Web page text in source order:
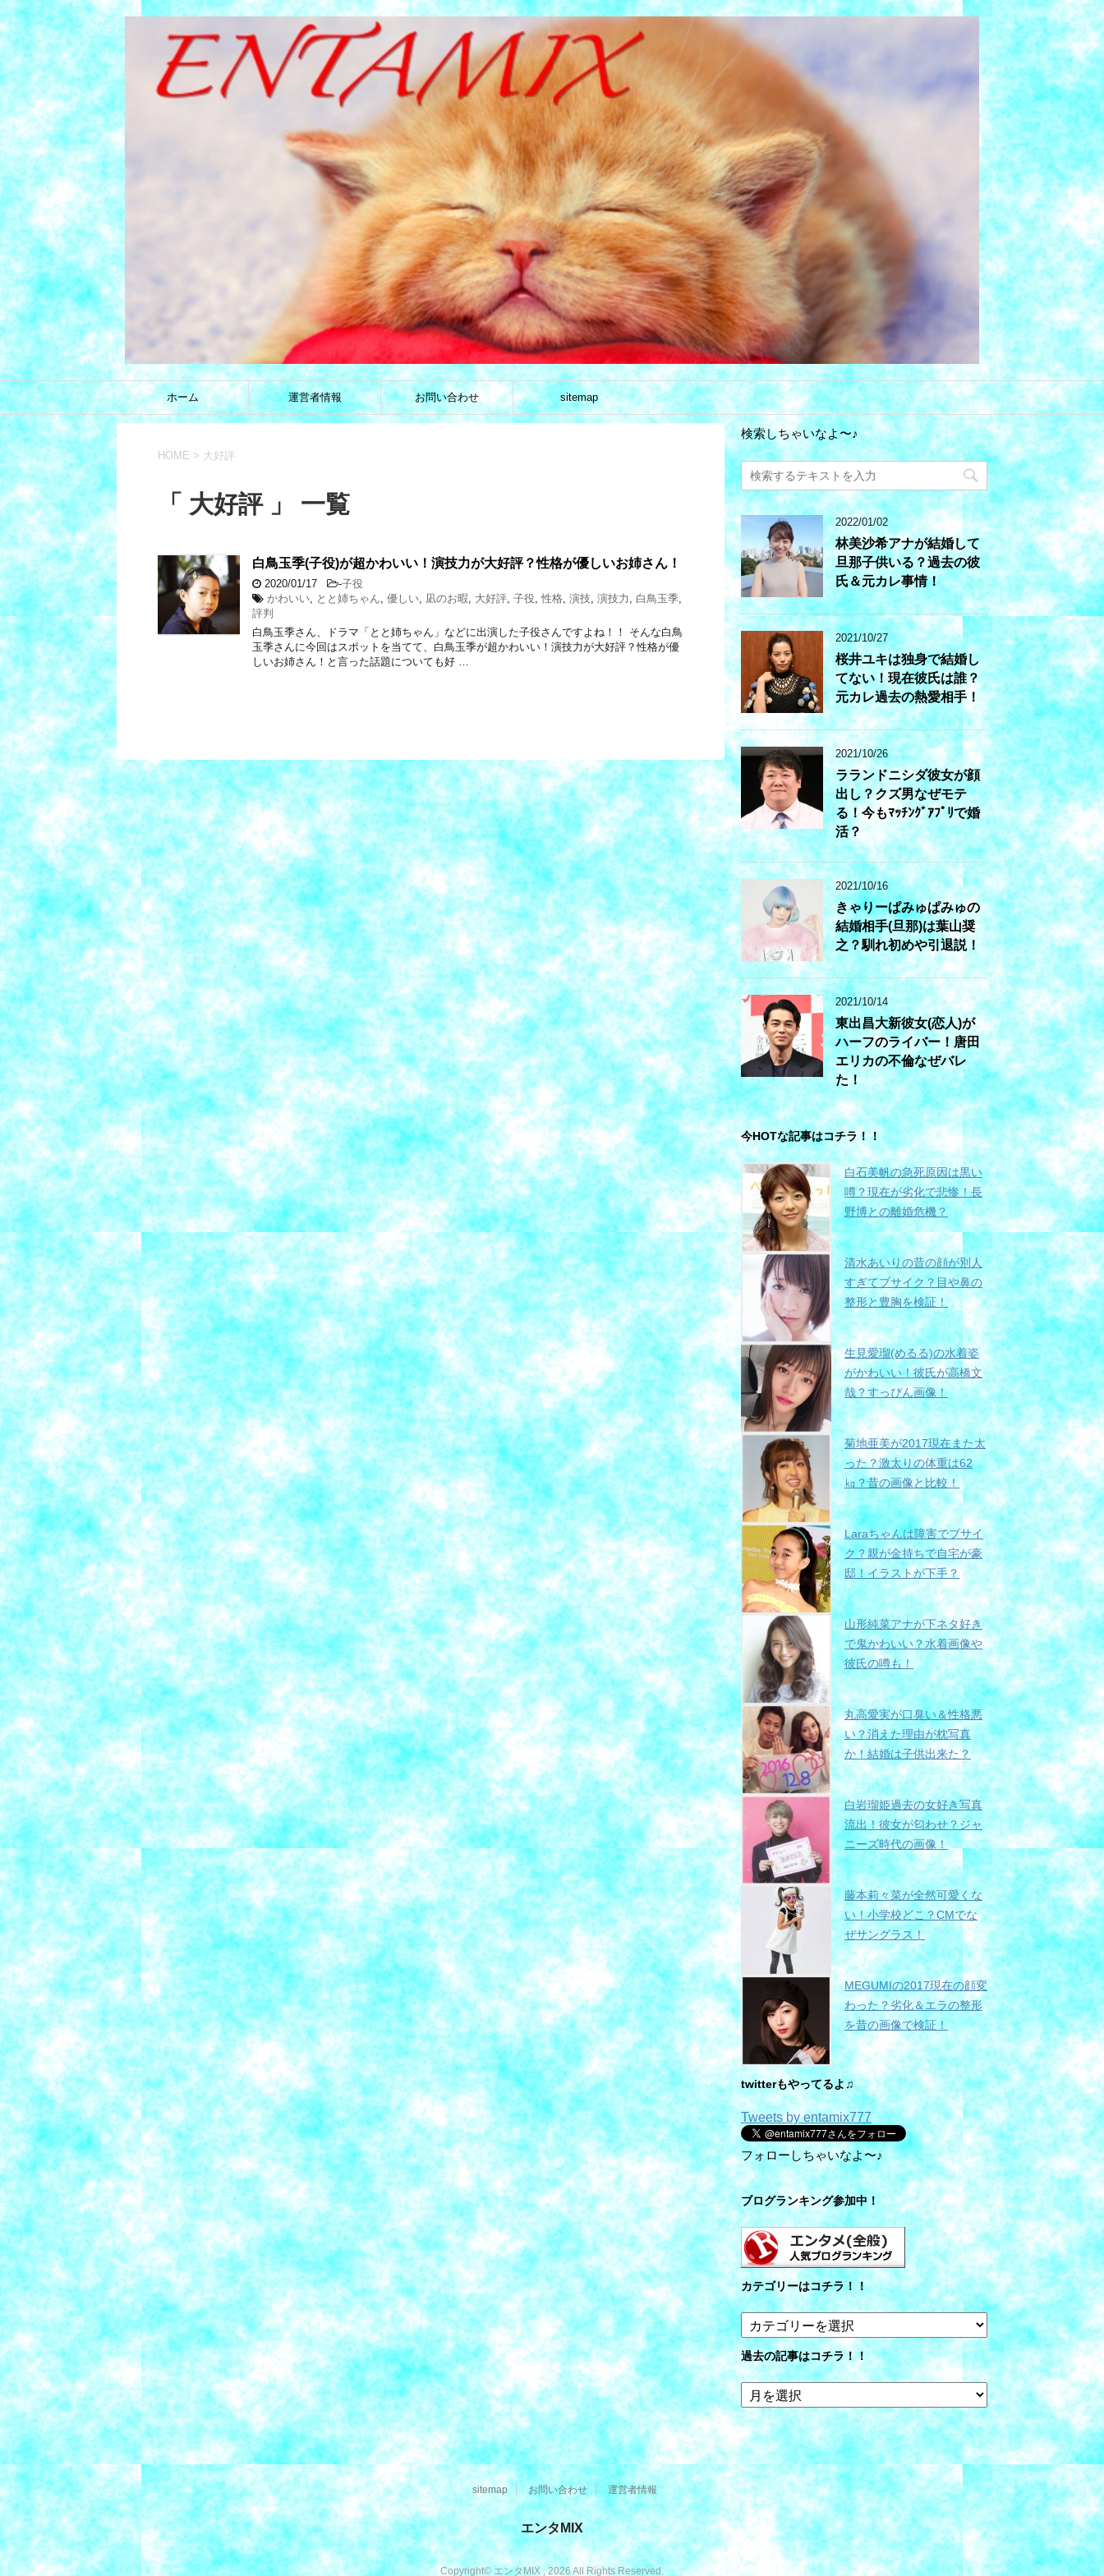
ホーム 運営者情報 お問い合わせ sitemap
HOME > 大好評
「 大好評 」 一覧
白鳥玉季(子役)が超かわいい！演技力が大好評？性格が優しいお姉さん！
2020/01/17 -子役
かわいい
とと姉ちゃん 優しい 凪のお暇 大好評 子役 性格 演技 演技力 白鳥玉季
評判
白鳥玉季さん、ドラマ「とと姉ちゃん」などに出演した子役さんですよね！！ そんな白鳥
玉季さんに今回はスポットを当てて、白鳥玉季が超かわいい！演技力が大好評？性格が優
しいお姉さん！と言った話題についても好 …
検索しちゃいなよ〜♪
2022/01/02
林美沙希アナが結婚して
旦那子供いる？過去の彼
氏＆元カレ事情！
2021/10/27
桜井ユキは独身で結婚し
てない！現在彼氏は誰？
元カレ過去の熱愛相手！
2021/10/26
ラランドニシダ彼女が顔
出し？クズ男なぜモテ
る！今もﾏｯﾁﾝｸﾞｱﾌﾟﾘで婚
活？
2021/10/16
きゃりーぱみゅぱみゅの
結婚相手(旦那)は葉山奨
之？馴れ初めや引退説！
2021/10/14
東出昌大新彼女(恋人)が
ハーフのライバー！唐田
エリカの不倫なぜバレ
た！
今HOTな記事はコチラ！！
白石美帆の急死原因は黒い
噂？現在が劣化で悲惨！長
野博との離婚危機？
清水あいりの昔の顔が別人
すぎてブサイク？目や鼻の
整形と豊胸を検証！
生見愛瑠(めるる)の水着姿
がかわいい！彼氏が高橋文
哉？すっぴん画像！
菊地亜美が2017現在また太
った？激太りの体重は62
㎏？昔の画像と比較！
Laraちゃんは障害でブサイ
ク？親が金持ちで自宅が豪
邸！イラストが下手？
山形純菜アナが下ネタ好き
で鬼かわいい？水着画像や
彼氏の噂も！
丸高愛実が口臭い＆性格悪
い？消えた理由が枕写真
か！結婚は子供出来た？
白岩瑠姫過去の女好き写真
流出！彼女が匂わせ？ジャ
ニーズ時代の画像！
藤本莉々菜が全然可愛くな
い！小学校どこ？CMでな
ぜサングラス！
MEGUMIの2017現在の顔変
わった？劣化＆エラの整形
を昔の画像で検証！
twitterもやってるよ♫
Tweets by entamix777
フォローしちゃいなよ〜♪
ブログランキング参加中！
カテゴリーはコチラ！！
テ
ゴ
リ
ー
は
コ
チ
ラ！！
過去の記事はコチラ！！
過
去
の
記
事
は
コ
チ
ラ！！
sitemap お問い合わせ 運営者情報
エンタMIX
Copyright© エンタMIX , 2026 All Rights Reserved.